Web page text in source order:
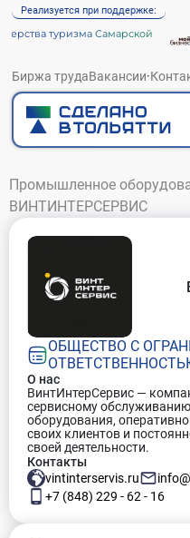
Реализуется при поддержке:
туризма Самарской
Биржа трудаВакансии·
Промышленное
ВИНТИНТЕРСЕРВИС
ОБЩЕСТВО С
О нас
ВинтИнтерСервис —
сервисному
оборудования,
своих клиентов и
своей деятельности.
Контакты
vintinterservis.ru
+7 (848) 229 - 62 - 16